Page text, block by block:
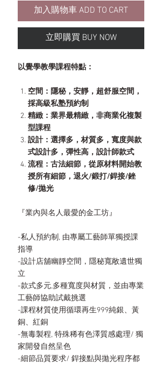
加入購物車 ADD TO CART
立即購買 BUY NOW
以覺學教學課程特點：
空間：隱秘，安靜，超舒服空間，
採高級私塾預約制
精緻：業界最精緻，非商業化複製
型課程
設計：選擇多，材質多，寬度與款
式設計多，彈性高，設計師款式
流程：古法細節，從原材料開始教
授所有細節，退火/鍛打/銲接/銼
修/拋光
『業內與名人最愛的金工坊』
-私人預約制, 由專屬工藝師單獨授課
指導
-設計店舖幽靜空間，隱秘寬敞遺世獨
立
-款式多元,多種寬度與材質，並由專業
工藝師協助試戴挑選
-課程材質使用循環再生999純銀、黃
銅、紅銅
-無毒製程, 特殊稀有色澤質感處理/ 獨
家開發自然呈色
-細節品質要求/ 銲接點與拋光程序都